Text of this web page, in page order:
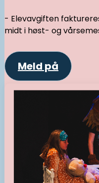
- Elevavgiften
midt i høst- og
Meld på